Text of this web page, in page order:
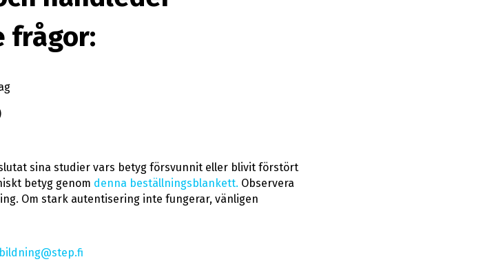
frågor:
sina studier vars betyg försvunnit eller blivit förstört
betyg genom denna beställningsblankett. Observera
Om stark autentisering inte fungerar, vänligen